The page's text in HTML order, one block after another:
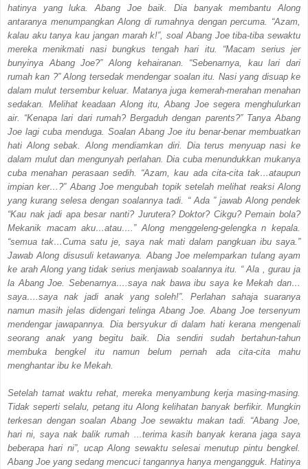
hatinya yang luka. Abang Joe baik. Dia banyak membantu Along
antaranya menumpangkan Along di rumahnya dengan percuma. “Azam,
kalau aku tanya kau jangan marah k!”, soal Abang Joe tiba-tiba sewaktu
mereka menikmati nasi bungkus tengah hari itu. “Macam serius jer
bunyinya Abang Joe?” Along kehairanan. “Sebenarnya, kau lari dari
rumah kan ?” Along tersedak mendengar soalan itu. Nasi yang disuap ke
dalam mulut tersembur keluar. Matanya juga kemerah-merahan menahan
sedakan. Melihat keadaan Along itu, Abang Joe segera menghulurkan
air. “Kenapa lari dari rumah? Bergaduh dengan parents?” Tanya Abang
Joe lagi cuba menduga. Soalan Abang Joe itu benar-benar membuatkan
hati Along sebak. Along mendiamkan diri. Dia terus menyuap nasi ke
dalam mulut dan mengunyah perlahan. Dia cuba menundukkan mukanya
cuba menahan perasaan sedih. “Azam, kau ada cita-cita tak…ataupun
impian ker…?” Abang Joe mengubah topik setelah melihat reaksi Along
yang kurang selesa dengan soalannya tadi. “ Ada ” jawab Along pendek
“Kau nak jadi apa besar nanti? Jurutera? Doktor? Cikgu? Pemain bola?
Mekanik macam aku…atau….” Along menggeleng-gelengka n kepala.
“semua tak…Cuma satu je, saya nak mati dalam pangkuan ibu saya.”
Jawab Along disusuli ketawanya. Abang Joe melemparkan tulang ayam
ke arah Along yang tidak serius menjawab soalannya itu. “ Ala , gurau ja
la Abang Joe. Sebenarnya….saya nak bawa ibu saya ke Mekah dan…
saya….saya nak jadi anak yang soleh!”. Perlahan sahaja suaranya
namun masih jelas didengari telinga Abang Joe. Abang Joe tersenyum
mendengar jawapannya. Dia bersyukur di dalam hati kerana mengenali
seorang anak yang begitu baik. Dia sendiri sudah bertahun-tahun
membuka bengkel itu namun belum pernah ada cita-cita mahu
menghantar ibu ke Mekah.
Setelah tamat waktu rehat, mereka menyambung kerja masing-masing.
Tidak seperti selalu, petang itu Along kelihatan banyak berfikir. Mungkin
terkesan dengan soalan Abang Joe sewaktu makan tadi. “Abang Joe,
hari ni, saya nak balik rumah ...terima kasih banyak kerana jaga saya
beberapa hari ni”, ucap Along sewaktu selesai menutup pintu bengkel.
Abang Joe yang sedang mencuci tangannya hanya mengangguk. Hatinya